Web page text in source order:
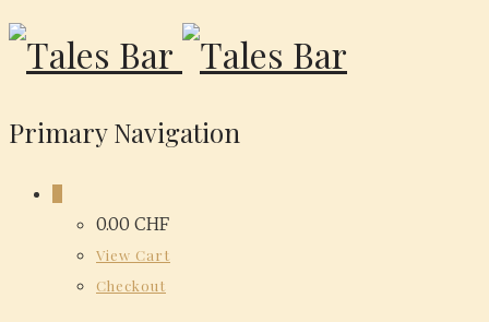
Primary Navigation
0.00 CHF
View Cart
Checkout